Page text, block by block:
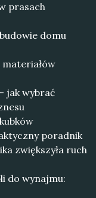
prasach
domu
jak wybrać
poradnik
zwiększyła ruch
do wynajmu: